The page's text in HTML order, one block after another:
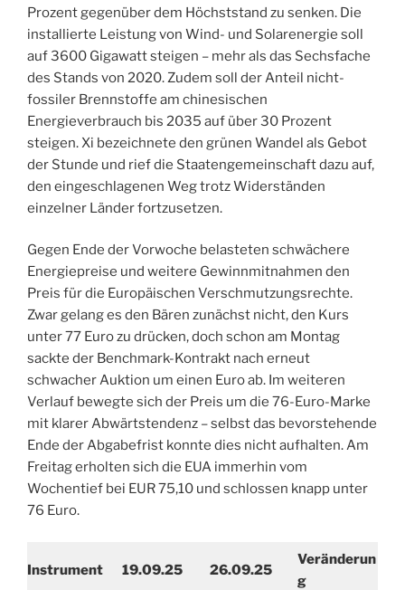
Prozent gegenüber dem Höchststand zu senken. Die
installierte Leistung von Wind- und Solarenergie soll
auf 3600 Gigawatt steigen – mehr als das Sechsfache
des Stands von 2020. Zudem soll der Anteil nicht-
fossiler Brennstoffe am chinesischen
Energieverbrauch bis 2035 auf über 30 Prozent
steigen. Xi bezeichnete den grünen Wandel als Gebot
der Stunde und rief die Staatengemeinschaft dazu auf,
den eingeschlagenen Weg trotz Widerständen
einzelner Länder fortzusetzen.
Gegen Ende der Vorwoche belasteten schwächere
Energiepreise und weitere Gewinnmitnahmen den
Preis für die Europäischen Verschmutzungsrechte.
Zwar gelang es den Bären zunächst nicht, den Kurs
unter 77 Euro zu drücken, doch schon am Montag
sackte der Benchmark-Kontrakt nach erneut
schwacher Auktion um einen Euro ab. Im weiteren
Verlauf bewegte sich der Preis um die 76-Euro-Marke
mit klarer Abwärtstendenz – selbst das bevorstehende
Ende der Abgabefrist konnte dies nicht aufhalten. Am
Freitag erholten sich die EUA immerhin vom
Wochentief bei EUR 75,10 und schlossen knapp unter
76 Euro.
Instrument 19.09.25 26.09.25
Veränderun
g